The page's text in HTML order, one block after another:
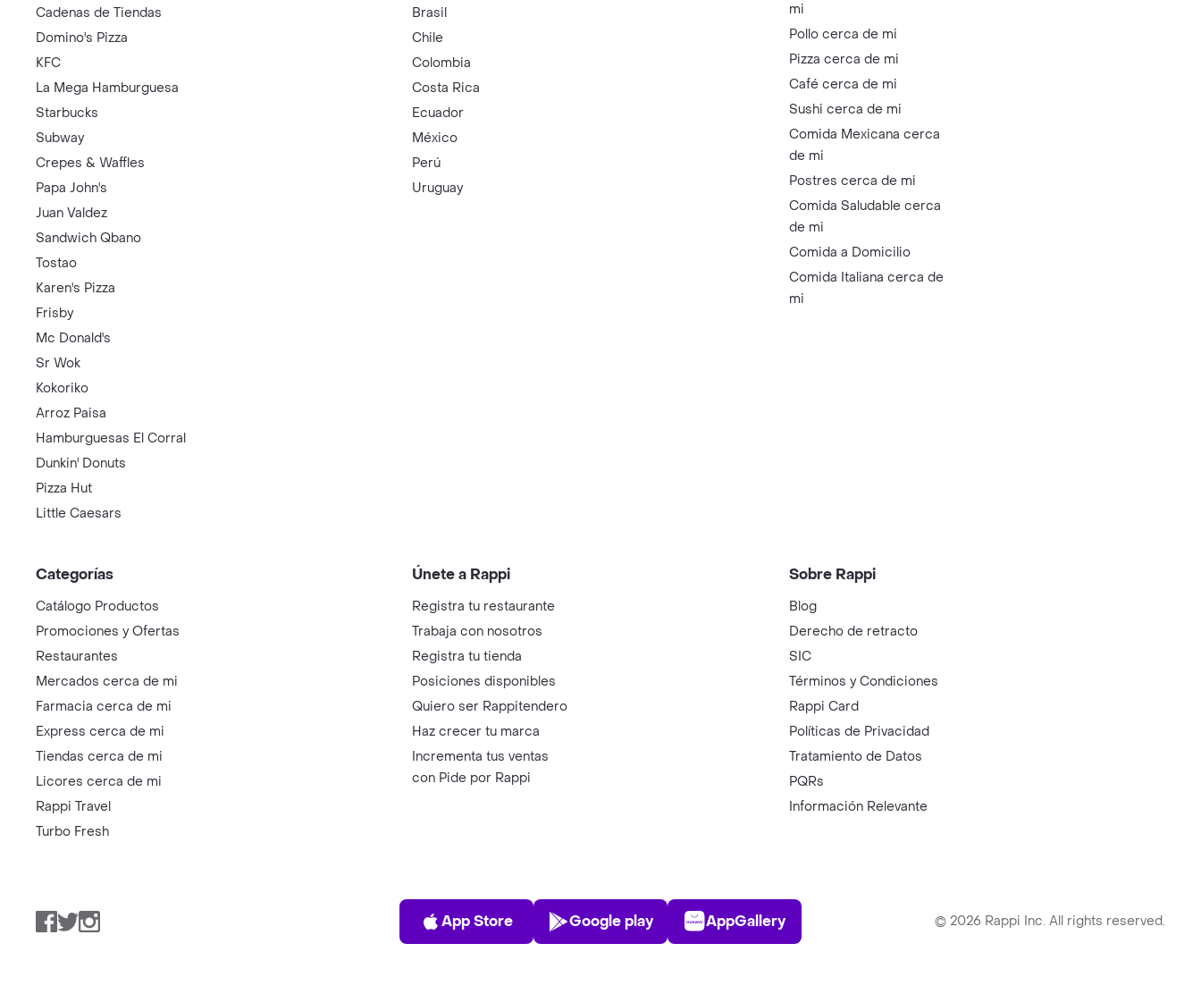
Cadenas de Tiendas
Domino's Pizza
KFC
La Mega Hamburguesa
Starbucks
Subway
Crepes & Waffles
Papa John's
Juan Valdez
Sandwich Qbano
Tostao
Karen's Pizza
Frisby
Mc Donald's
Sr Wok
Kokoriko
Arroz Paisa
Hamburguesas El Corral
Dunkin' Donuts
Pizza Hut
Little Caesars
Brasil
Chile
Colombia
Costa Rica
Ecuador
México
Perú
Uruguay
mi
Pollo cerca de mi
Pizza cerca de mi
Café cerca de mi
Sushi cerca de mi
Comida Mexicana cerca
de mi
Postres cerca de mi
Comida Saludable cerca
de mi
Comida a Domicilio
Comida Italiana cerca de
mi
Categorías
Catálogo Productos
Promociones y Ofertas
Restaurantes
Mercados cerca de mi
Farmacia cerca de mi
Express cerca de mi
Tiendas cerca de mi
Licores cerca de mi
Rappi Travel
Turbo Fresh
Únete a Rappi
Registra tu restaurante
Trabaja con nosotros
Registra tu tienda
Posiciones disponibles
Quiero ser Rappitendero
Haz crecer tu marca
Incrementa tus ventas
con Pide por Rappi
Sobre Rappi
Blog
Derecho de retracto
SIC
Términos y Condiciones
Rappi Card
Políticas de Privacidad
Tratamiento de Datos
PQRs
Información Relevante
Facebook
TwitterInstagram
App Store
App Store
Play Store
Google play
AppGallery
AppGallery © 2026 Rappi Inc. All rights reserved.